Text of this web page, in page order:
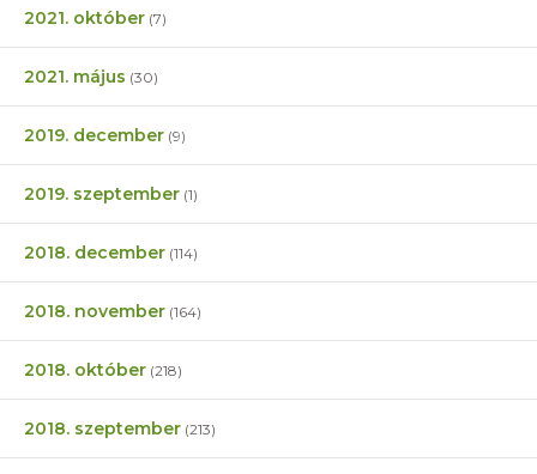
2021. október (7)
2021. május (30)
2019. december (9)
2019. szeptember (1)
2018. december (114)
2018. november (164)
2018. október (218)
2018. szeptember (213)